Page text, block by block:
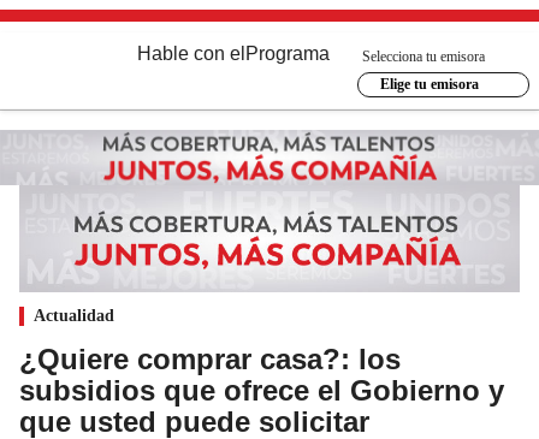
Hable con el Programa
Selecciona tu emisora
Elige tu emisora
Actualidad
¿Quiere comprar casa?: los
subsidios que ofrece el Gobierno y
que usted puede solicitar